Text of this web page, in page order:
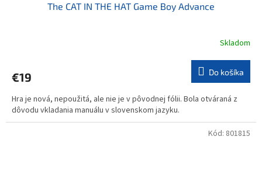
The CAT IN THE HAT Game Boy Advance
Skladom
€19 Do košíka
Hra je nová, nepoužitá, ale nie je v pôvodnej fólii. Bola otváraná z
dôvodu vkladania manuálu v slovenskom jazyku.
Kód: 801815